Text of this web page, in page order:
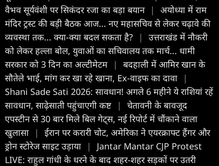
वैभव सूर्यवंशी पर सिकंदर रजा का बड़ा बयान |
अयोध्या में राम
मंदिर ट्रस्ट की बड़ी बैठक आज... नए महासचिव से लेकर चढ़ावे की
व्यवस्था तक... क्या-क्या बदल सकता है?
|
उत्तराखंड में नौकरी
को लेकर हल्ला बोल, युवाओं का सचिवालय तक मार्च... धामी
सरकार को 3 दिन का अल्टीमेटम
|
बदहाली में आमिर खान के
सौतेले भाई, मांग कर खा रहे खाना, Ex-वाइफ का दावा
|
Shani Sade Sati 2026: सावधान! अगले 6 महीने ये राशियां रहें
सावधान, साढ़ेसाती पहुंचाएगी कष्ट
|
चेतावनी के बावजूद
एपस्टीन से 30 बार मिले बिल गेट्स, नई रिपोर्ट में चौंकाने वाला
खुलासा
|
ईरान पर करारी चोट, अमेरिका ने एयरक्राफ्ट हैंगर और
ड्रोन स्टोरेज साइट उड़ाया
|
Jantar Mantar CJP Protest
LIVE: राहुल गांधी के धरने के बाद शहर-शहर सड़कों पर उतरी